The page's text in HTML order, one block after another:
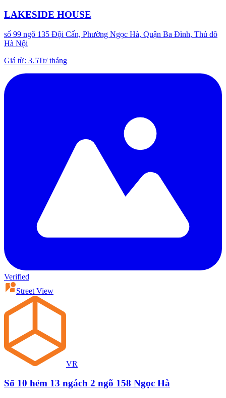
LAKESIDE HOUSE
số 99 ngõ 135 Đội Cấn, Phường Ngọc Hà, Quận Ba Đình, Thủ đô
Hà Nội
Giá từ: 3.5Tr/tháng
Verified
Street View
VR
Số 10 hẻm 13 ngách 2 ngõ 158 Ngọc Hà